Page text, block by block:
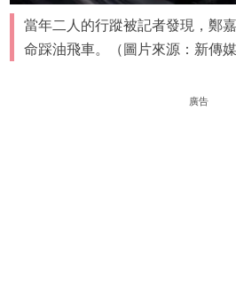
當年二人的行蹤被記者發現，鄭
命踩油飛車。（圖片來源：新傳媒
廣告